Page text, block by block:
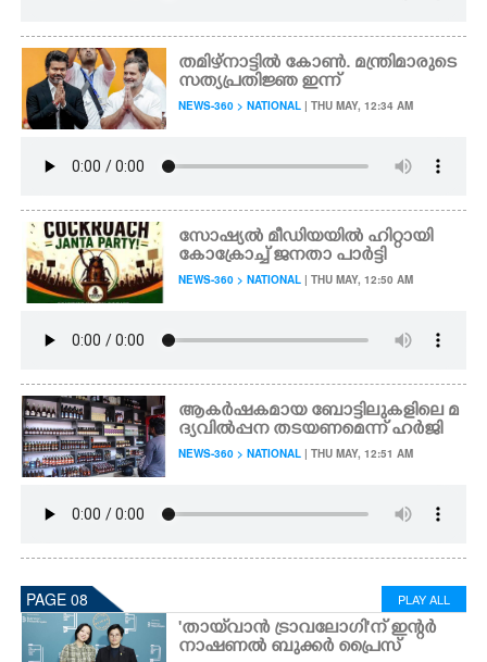
തമിഴ്നാട്ടിൽ കോൺ. മന്ത്രിമാരുടെ
സത്യപ്രതിജ്ഞ ഇന്ന്
NEWS-360 > NATIONAL | THU MAY, 12:34 AM
സോഷ്യൽ മീഡിയയിൽ ഹിറ്റായി
കോക്രോച്ച് ജനതാ പാർട്ടി
NEWS-360 > NATIONAL | THU MAY, 12:50 AM
ആകർഷകമായ ബോട്ടിലുകളിലെ മ
ദ്യവിൽപ്പന തടയണമെന്ന് ഹർജി
NEWS-360 > NATIONAL | THU MAY, 12:51 AM
PAGE 08 PLAY ALL
'തായ്‌വാൻ ട്രാവലോഗി'ന് ഇന്റർ
നാഷണൽ ബുക്കർ പ്രൈസ്